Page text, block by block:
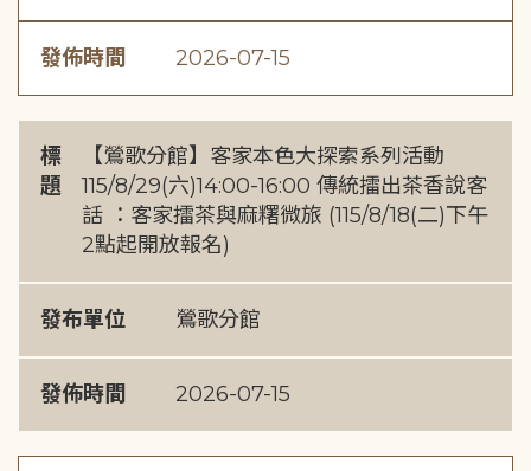
發佈時間 2026-07-15
標
題
【鶯歌分館】客家本色大探索系列活動
115/8/29(六)14:00-16:00 傳統擂出茶香說客
話 ：客家擂茶與麻糬微旅 (115/8/18(二)下午
2點起開放報名)
發布單位 鶯歌分館
發佈時間 2026-07-15